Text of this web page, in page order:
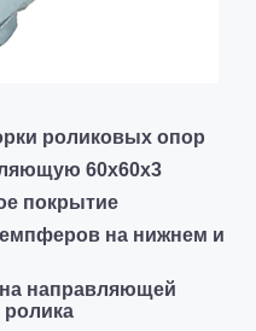
роликовых опор
60х60х3
покрытие
на нижнем и
направляющей
ролика